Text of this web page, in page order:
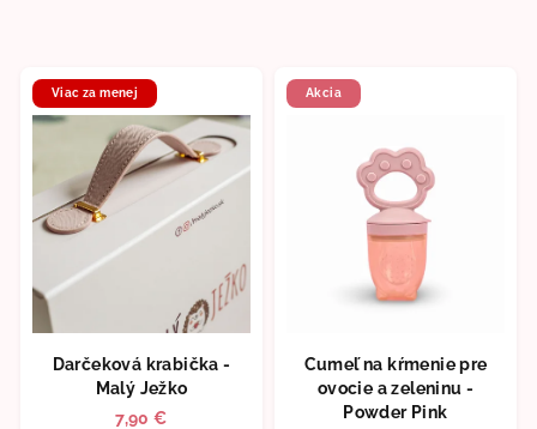
Viac za menej
Darčeková krabička -
Malý Ježko
7,90 €
Akcia
Cumeľ na kŕmenie pre
ovocie a zeleninu -
Powder Pink